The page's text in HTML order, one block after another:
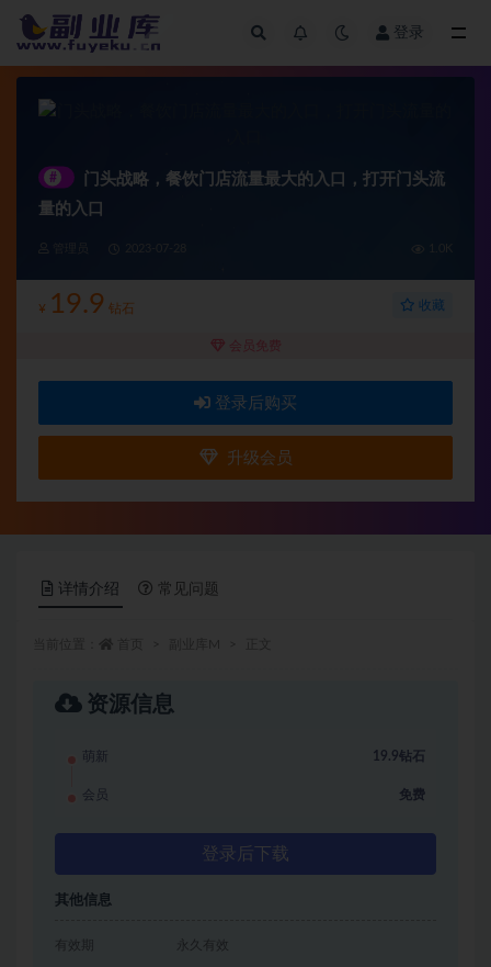
登录
#
门头‬战略，餐‮门饮‬店‮量流‬最‮的大‬入口，打开门头流
量的入口
¥ 19.9 钻石 收藏
会员免费
登录后购买
升级会员
详情介绍 常见问题
资源信息
萌新 19.9钻石
会员 免费
登录后下载
其他信息
有效期 永久有效